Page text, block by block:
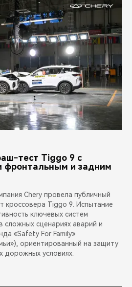
тест Tiggo 9 с
фронтальным и задним
Chery провела публичный
кроссовера Tiggo 9. Испытание
ключевых систем
сложных сценариях аварий и
«Safety For Family»
ориентированный на защиту
дорожных условиях.